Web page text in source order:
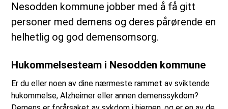
Nesodden kommune jobber med å få gitt
personer med demens og deres pårørende en
helhetlig og god demensomsorg.
Hukommelsesteam i Nesodden kommune
Er du eller noen av dine nærmeste rammet av sviktende
hukommelse, Alzheimer eller annen demenssykdom?